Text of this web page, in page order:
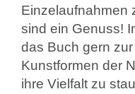
Einzelaufnahmen
sind ein Genuss!
das Buch gern
Kunstformen der
ihre Vielfalt zu